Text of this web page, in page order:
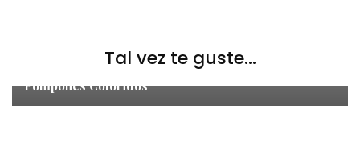
Tal vez te guste...
Accesorios para el Cabello,Pompones
Cómo Decorar tus Accesorios de Cabello con
Pompones Coloridos